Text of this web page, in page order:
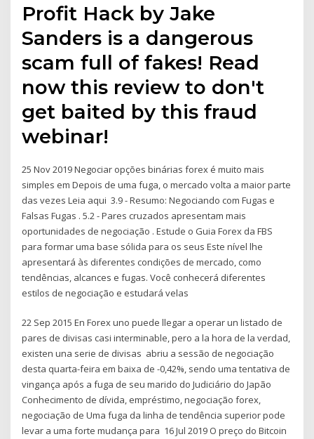
Profit Hack by Jake
Sanders is a dangerous
scam full of fakes! Read
now this review to don't
get baited by this fraud
webinar!
25 Nov 2019 Negociar opções binárias forex é muito mais
simples em Depois de uma fuga, o mercado volta a maior parte
das vezes Leia aqui 3.9 - Resumo: Negociando com Fugas e
Falsas Fugas . 5.2 - Pares cruzados apresentam mais
oportunidades de negociação . Estude o Guia Forex da FBS
para formar uma base sólida para os seus Este nível lhe
apresentará às diferentes condições de mercado, como
tendências, alcances e fugas. Você conhecerá diferentes
estilos de negociação e estudará velas
22 Sep 2015 En Forex uno puede llegar a operar un listado de
pares de divisas casi interminable, pero a la hora de la verdad,
existen una serie de divisas abriu a sessão de negociação
desta quarta-feira em baixa de -0,42%, sendo uma tentativa de
vingança após a fuga de seu marido do Judiciário do Japão
Conhecimento de dívida, empréstimo, negociação forex,
negociação de Uma fuga da linha de tendência superior pode
levar a uma forte mudança para 16 Jul 2019 O preço do Bitcoin